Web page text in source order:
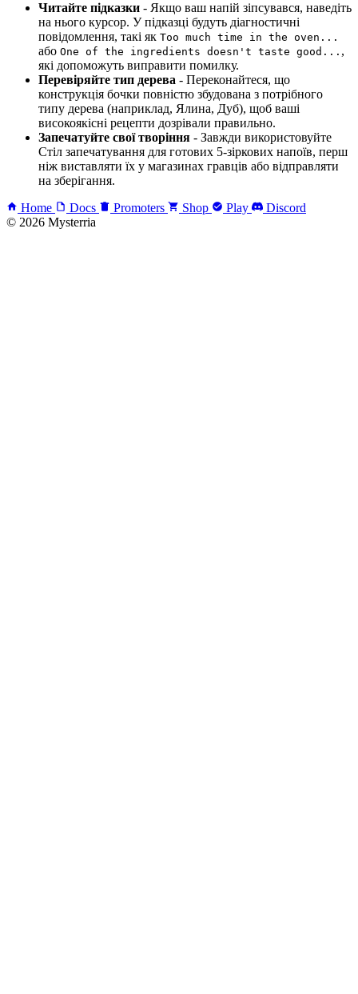
Читайте підказки - Якщо ваш напій зіпсувався, наведіть
на нього курсор. У підказці будуть діагностичні
повідомлення, такі як Too much time in the oven...
або One of the ingredients doesn't taste good... ,
які допоможуть виправити помилку.
Перевіряйте тип дерева - Переконайтеся, що
конструкція бочки повністю збудована з потрібного
типу дерева (наприклад, Ялина, Дуб), щоб ваші
високоякісні рецепти дозрівали правильно.
Запечатуйте свої творіння - Завжди використовуйте
Стіл запечатування для готових 5-зіркових напоїв, перш
ніж виставляти їх у магазинах гравців або відправляти
на зберігання.
Home
Docs Promoters Shop Play
Discord
© 2026 Mysterria